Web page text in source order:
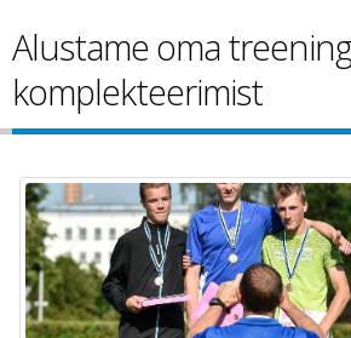
Alustame oma
komplekteerimist